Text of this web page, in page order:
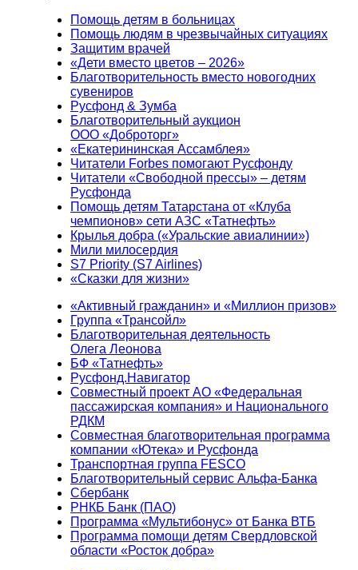
Помощь детям в больницах
Помощь людям в чрезвычайных ситуациях
Защитим врачей
«Дети вместо цветов – 2026»
Благотворительность вместо новогодних
сувениров
Русфонд & Зумба
Благотворительный аукцион
ООО «Доброторг»
«Екатерининская Ассамблея»
Читатели Forbes помогают Русфонду
Читатели «Свободной прессы» – детям
Русфонда
Помощь детям Татарстана от «Клуба
чемпионов» сети АЗС «Татнефть»
Крылья добра («Уральские авиалинии»)
Мили милосердия
S7 Priority (S7 Airlines)
«Сказки для жизни»
«Активный гражданин» и «Миллион призов»
Группа «Трансойл»
Благотворительная деятельность
Олега Леонова
БФ «Татнефть»
Русфонд.Навигатор
Совместный проект АО «Федеральная
пассажирская компания» и Национального
РДКМ
Совместная благотворительная программа
компании «Ютека» и Русфонда
Транспортная группа FESCO
Благотворительный сервис Альфа-Банка
Сбербанк
РНКБ Банк (ПАО)
Программа «Мультибонус» от Банка ВТБ
Программа помощи детям Свердловской
области «Росток добра»